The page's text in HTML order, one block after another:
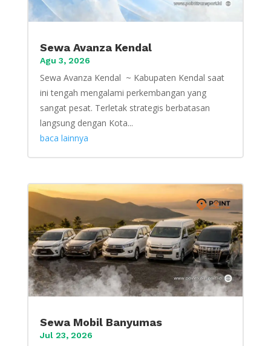
Sewa Avanza Kendal
Agu 3, 2026
Sewa Avanza Kendal ~ Kabupaten Kendal saat
ini tengah mengalami perkembangan yang
sangat pesat. Terletak strategis berbatasan
langsung dengan Kota...
baca lainnya
Sewa Mobil Banyumas
Jul 23, 2026